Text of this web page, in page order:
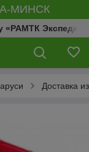
МИНСК
«РАМТК
Доставка